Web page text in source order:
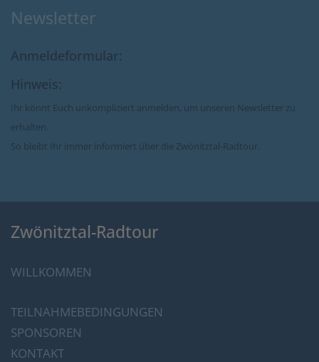
Newsletter
Anmeldeformular:
Hinweis:
Ihr könnt Euch unkompliziert anmelden, um unseren Newsletter zu
erhalten.
So bleibt Ihr immer informiert über die Zwönitztal-Radtour.
Zwönitztal-Radtour
WILLKOMMEN
TEILNAHMEBEDINGUNGEN
SPONSOREN
KONTAKT